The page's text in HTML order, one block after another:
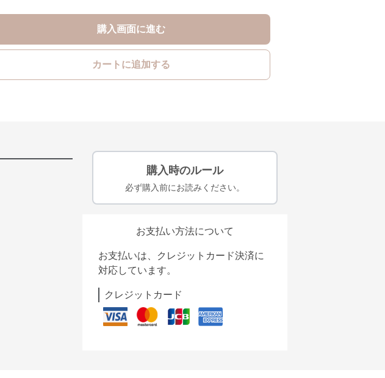
購入画面に進む
カートに追加する
購入時のルール
必ず購入前にお読みください。
お支払い方法について
お支払いは、クレジットカード決済に
対応しています。
クレジットカード